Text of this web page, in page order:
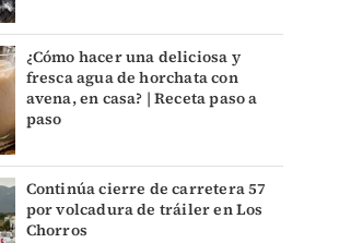
¿Cómo hacer una deliciosa y
fresca agua de horchata con
avena, en casa? | Receta paso a
paso
Continúa cierre de carretera 57
por volcadura de tráiler en Los
Chorros